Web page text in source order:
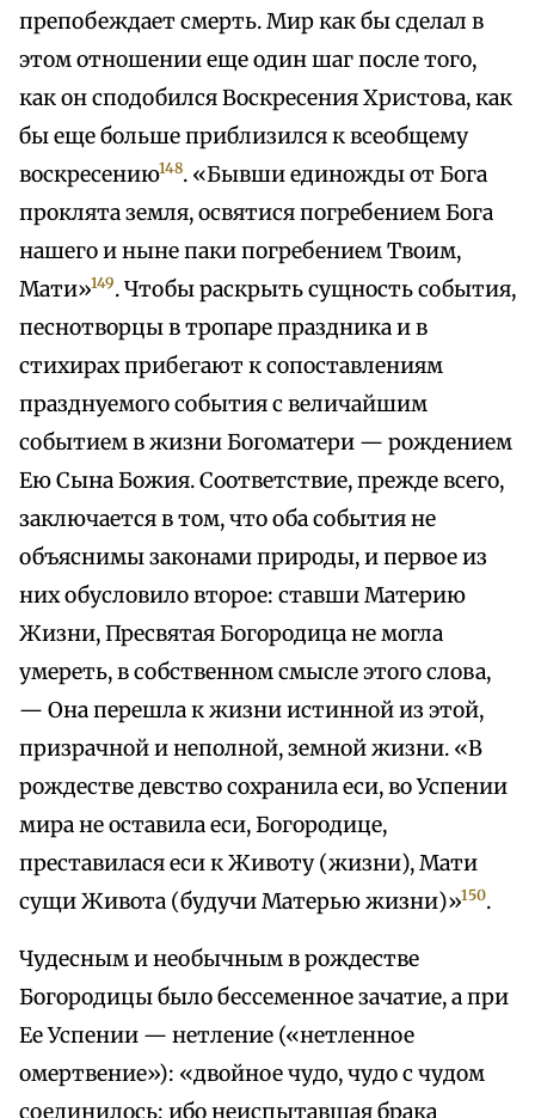
препобеждает смерть. Мир как бы сделал в
этом отношении еще один шаг после того,
как он сподобился Воскресения Христова, как
бы еще больше приблизился к всеобщему
воскресению148. «Бывши единожды от Бога
проклята земля, освятися погребением Бога
нашего и ныне паки погребением Твоим,
Мати»149. Чтобы раскрыть сущность события,
песнотворцы в тропаре праздника и в
стихирах прибегают к сопоставлениям
празднуемого события с величайшим
событием в жизни Богоматери — рождением
Ею Сына Божия. Соответствие, прежде всего,
заключается в том, что оба события не
объяснимы законами природы, и первое из
них обусловило второе: ставши Материю
Жизни, Пресвятая Богородица не могла
умереть, в собственном смысле этого слова,
— Она перешла к жизни истинной из этой,
призрачной и неполной, земной жизни. «В
рождестве девство сохранила еси, во Успении
мира не оставила еси, Богородице,
преставилася еси к Животу (жизни), Мати
сущи Живота (будучи Матерью жизни)»150.
Чудесным и необычным в рождестве
Богородицы было бессеменное зачатие, а при
Ее Успении — нетление («нетленное
омертвение»): «двойное чудо, чудо с чудом
соединилось; ибо неиспытавшая брака